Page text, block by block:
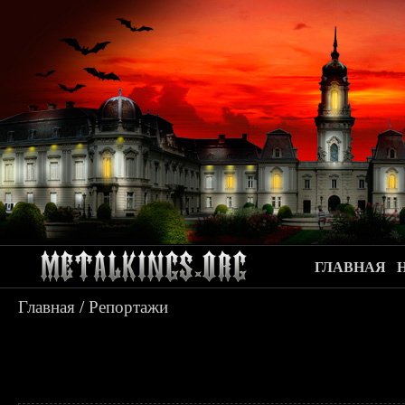
ГЛАВНАЯ
Главная /Репортажи